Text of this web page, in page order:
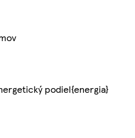
podiel{energia}